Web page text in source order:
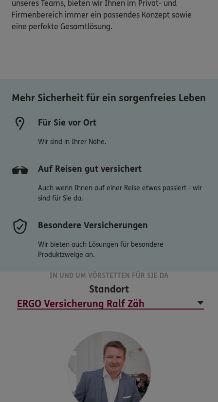
unseres Teams, bieten wir Ihnen im Privat- und
Firmenbereich immer ein passendes Konzept sowie
eine perfekte Gesamtlösung.
Mehr Sicherheit für ein sorgenfreies Leben
Für Sie vor Ort
Wir sind in Ihrer Nähe.
Auf Reisen gut versichert
Auch wenn Ihnen auf einer Reise etwas passiert - wir
sind für Sie da.
Besondere Versicherungen
Wir bieten auch Lösungen für besondere
Produktzweige an.
IN UND UM VÖRSTETTEN FÜR SIE DA
Standort